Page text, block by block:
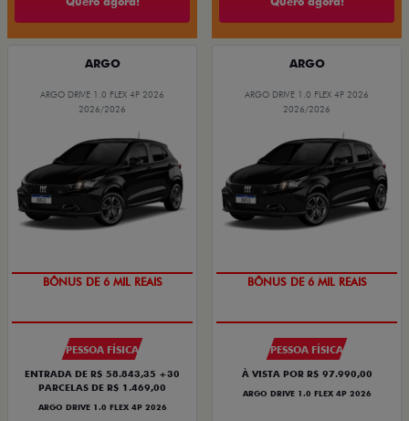
ARGO
ARGO DRIVE 1.0 FLEX 4P 2026
2026/2026
BÔNUS DE 6 MIL REAIS
PESSOA FÍSICA
ENTRADA DE R$ 58.843,35 +30
PARCELAS DE R$ 1.469,00
ARGO DRIVE 1.0 FLEX 4P 2026
ARGO
ARGO DRIVE 1.0 FLEX 4P 2026
2026/2026
BÔNUS DE 6 MIL REAIS
PESSOA FÍSICA
À VISTA POR R$ 97.990,00
ARGO DRIVE 1.0 FLEX 4P 2026